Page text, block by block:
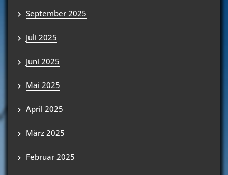
September 2025
Juli 2025
Juni 2025
Mai 2025
April 2025
März 2025
Februar 2025